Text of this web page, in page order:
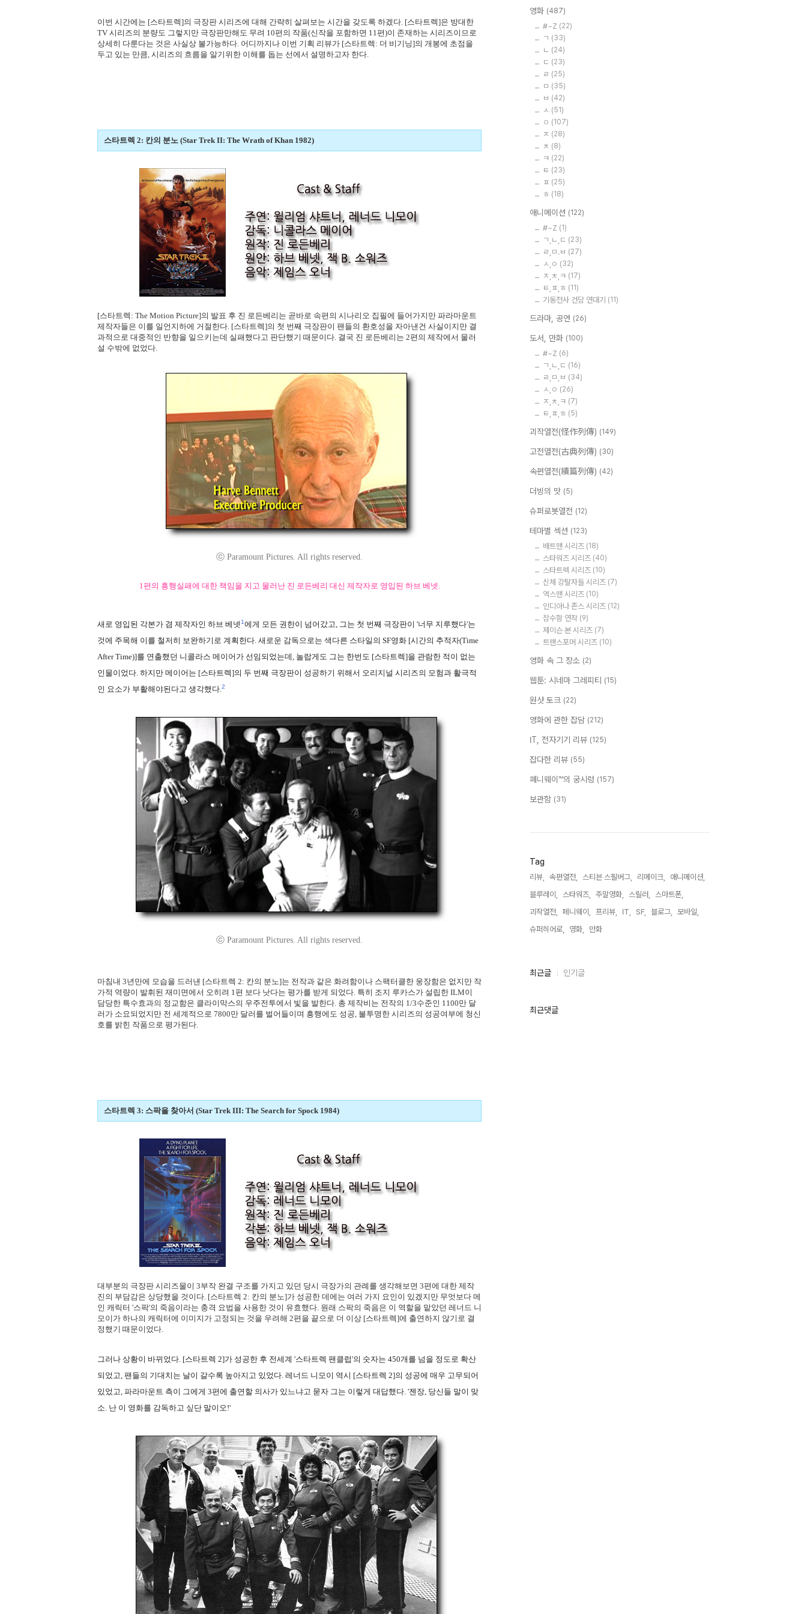
이번 시간에는 [스타트렉]의 극장판 시리즈에 대해 간략히 살펴보는 시간을 갖도록 하겠다. [스타트렉]은 방대한
TV 시리즈의 분량도 그렇지만 극장판만해도 무려 10편의 작품(신작을 포함하면 11편)이 존재하는 시리즈이므로
상세히 다룬다는 것은 사실상 불가능하다. 어디까지나 이번 기획 리뷰가 [스타트렉: 더 비기닝]의 개봉에 초점을
두고 있는 만큼, 시리즈의 흐름을 알기위한 이해를 돕는 선에서 설명하고자 한다.
스타트렉 2: 칸의 분노 (Star Trek II: The Wrath of Khan 1982)
[스타트렉: The Motion Picture]의 발표 후 진 로든베리는 곧바로 속편의 시나리오 집필에 들어가지만 파라마운트
제작자들은 이를 일언지하에 거절한다. [스타트렉]의 첫 번째 극장판이 팬들의 환호성을 자아낸건 사실이지만 결
과적으로 대중적인 반향을 일으키는데 실패했다고 판단했기 때문이다. 결국 진 로든베리는 2편의 제작에서 물러
설 수밖에 없었다.
ⓒ Paramount Pictures. All rights reserved.
1편의 흥행실패에 대한 책임을 지고 물러난 진 로든베리 대신 제작자로 영입된 하브 베넷.
새로 영입된 각본가 겸 제작자인 하브 베넷 1에게 모든 권한이 넘어갔고, 그는 첫 번째 극장판이 '너무 지루했다'는
것에 주목해 이를 철저히 보완하기로 계획한다. 새로운 감독으로는 색다른 스타일의 SF영화 [시간의 추적자(Time
After Time)]를 연출했던 니콜라스 메이어가 선임되었는데, 놀랍게도 그는 한번도 [스타트렉]을 관람한 적이 없는
인물이었다. 하지만 메이어는 [스타트렉]의 두 번째 극장판이 성공하기 위해서 오리지널 시리즈의 모험과 활극적
인 요소가 부활해야된다고 생각했다.2
ⓒ Paramount Pictures. All rights reserved.
마침내 3년만에 모습을 드러낸 [스타트렉 2: 칸의 분노]는 전작과 같은 화려함이나 스팩터클한 웅장함은 없지만 작
가적 역량이 발휘된 재미면에서 오히려 1편 보다 낫다는 평가를 받게 되었다. 특히 조지 루카스가 설립한 ILM이
담당한 특수효과의 정교함은 클라이막스의 우주전투에서 빛을 발한다. 총 제작비는 전작의 1/3수준인 1100만 달
러가 소요되었지만 전 세계적으로 7800만 달러를 벌어들이며 흥행에도 성공, 불투명한 시리즈의 성공여부에 청신
호를 밝힌 작품으로 평가된다.
스타트렉 3: 스팍을 찾아서 (Star Trek III: The Search for Spock 1984)
대부분의 극장판 시리즈물이 3부작 완결 구조를 가지고 있던 당시 극장가의 관례를 생각해보면 3편에 대한 제작
진의 부담감은 상당했을 것이다. [스타트렉 2: 칸의 분노]가 성공한 데에는 여러 가지 요인이 있겠지만 무엇보다 메
인 캐릭터 '스팍'의 죽음이라는 충격 요법을 사용한 것이 유효했다. 원래 스팍의 죽음은 이 역할을 맡았던 레너드 니
모이가 하나의 캐릭터에 이미지가 고정되는 것을 우려해 2편을 끝으로 더 이상 [스타트렉]에 출연하지 않기로 결
정했기 때문이었다.
그러나 상황이 바뀌었다. [스타트렉 2]가 성공한 후 전세계 '스타트렉 팬클럽'의 숫자는 450개를 넘을 정도로 확산
되었고, 팬들의 기대치는 날이 갈수록 높아지고 있었다. 레너드 니모이 역시 [스타트렉 2]의 성공에 매우 고무되어
있었고, 파라마운트 측이 그에게 3편에 출연할 의사가 있느냐고 묻자 그는 이렇게 대답했다. '젠장, 당신들 말이 맞
소. 난 이 영화를 감독하고 싶단 말이오!'
영화 (487)
#~Z (22)
ㄱ (33)
ㄴ (24)
ㄷ (23)
ㄹ (25)
ㅁ (35)
ㅂ (42)
ㅅ (51)
ㅇ (107)
ㅈ (28)
ㅊ (8)
ㅋ (22)
ㅌ (23)
ㅍ (25)
ㅎ (18)
애니메이션 (122)
#~Z (1)
ㄱ,ㄴ,ㄷ (23)
ㄹ,ㅁ.ㅂ (27)
ㅅ,ㅇ (32)
ㅈ,ㅊ,ㅋ (17)
ㅌ,ㅍ,ㅎ (11)
기동전사 건담 연대기 (11)
드라마, 공연 (26)
도서, 만화 (100)
#~Z (6)
ㄱ,ㄴ,ㄷ (16)
ㄹ,ㅁ,ㅂ (34)
ㅅ,ㅇ (26)
ㅈ,ㅊ,ㅋ (7)
ㅌ,ㅍ,ㅎ (5)
괴작열전(怪作列傳) (149)
고전열전(古典列傳) (30)
속편열전(續篇列傳) (42)
더빙의 맛 (5)
슈퍼로봇열전 (12)
테마별 섹션 (123)
배트맨 시리즈 (18)
스타워즈 시리즈 (40)
스타트렉 시리즈 (10)
신체 강탈자들 시리즈 (7)
엑스맨 시리즈 (10)
인디아나 존스 시리즈 (12)
잠수함 연작 (9)
제이슨 본 시리즈 (7)
트랜스포머 시리즈 (10)
영화 속 그 장소 (2)
웹툰: 시네마 그레피티 (15)
원샷 토크 (22)
영화에 관한 잡담 (212)
IT, 전자기기 리뷰 (125)
잡다한 리뷰 (55)
페니웨이™의 궁시렁 (157)
보관함 (31)
Tag
리뷰, 속편열전, 스티븐 스필버그, 리메이크,
애니메이션,
블루레이,
스타워즈, 주말영화, 스릴러,
스마트폰,
괴작열전,
페니웨이, 프리뷰, IT, SF, 블로그,
모바일,
슈퍼히어로,
영화, 만화,
최
인
최근글 인기글
최근댓글